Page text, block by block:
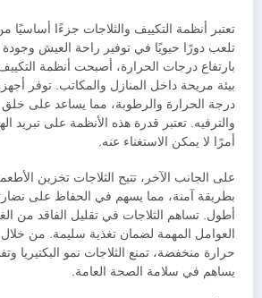
تعتبر أنظمة التكييف والثلاجات جزءًا أساسيًا
تلعب دورًا حيويًا في توفير راحة العيش
بارتفاع درجات الحرارة، أصبحت أنظمة
بيئة مريحة داخل المنازل والمكاتب. توفر
درجة الحرارة والرطوبة، مما يساعد على خلق
والترفيه. تعتبر قدرة هذه الأنظمة على تبريد
أمرًا لا يمكن الاستغناء عنه.
على الجانب الآخر، تتيح الثلاجات تخزين
بطريقة آمنة، مما يسهم في الحفاظ على
أطول. تساهم الثلاجات في تقليل الفاقد من
العوامل المهمة لضمان تغذية سليمة. من
حرارة منخفضة، تمنع الثلاجات نمو البكتيريا
يساهم في سلامة الصحة العامة.